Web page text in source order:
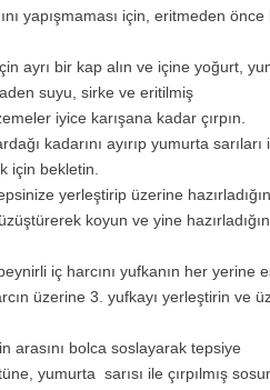
yapışmaması için, eritmeden önce
ayrı bir kap alın ve içine yoğurt,
suyu, sirke ve eritilmiş
iyice karışana kadar çırpın.
kadarını ayırıp yumurta sarıları
için bekletin.
yerleştirip üzerine
koyun ve yine
iç harcını yufkanın her yerine
üzerine 3. yufkayı yerleştirin ve
arasını bolca soslayarak tepsiye
yumurta sarısı ile çırpılmış